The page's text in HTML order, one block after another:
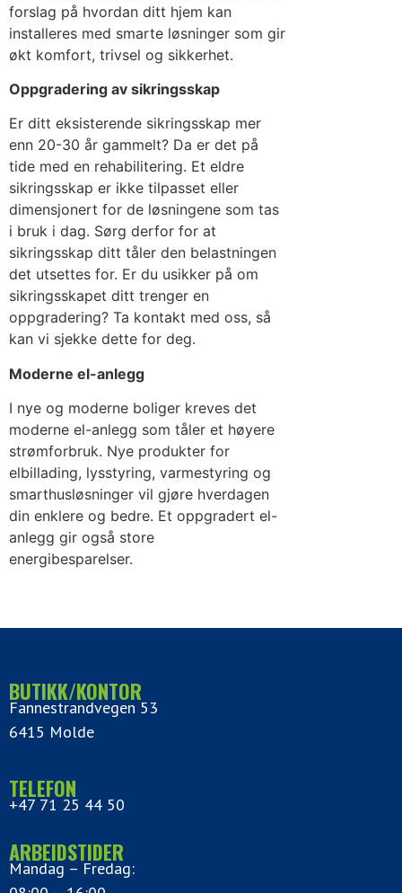
forslag på hvordan ditt hjem kan
installeres med smarte løsninger som gir
økt komfort, trivsel og sikkerhet.
Oppgradering av sikringsskap
Er ditt eksisterende sikringsskap mer
enn 20-30 år gammelt? Da er det på
tide med en rehabilitering. Et eldre
sikringsskap er ikke tilpasset eller
dimensjonert for de løsningene som tas
i bruk i dag. Sørg derfor for at
sikringsskap ditt tåler den belastningen
det utsettes for. Er du usikker på om
sikringsskapet ditt trenger en
oppgradering? Ta kontakt med oss, så
kan vi sjekke dette for deg.
Moderne el-anlegg
I nye og moderne boliger kreves det
moderne el-anlegg som tåler et høyere
strømforbruk. Nye produkter for
elbillading, lysstyring, varmestyring og
smarthusløsninger vil gjøre hverdagen
din enklere og bedre. Et oppgradert el-
anlegg gir også store
energibesparelser.
BUTIKK/KONTOR
Fannestrandvegen 53
6415 Molde
TELEFON
+47 71 25 44 50
ARBEIDSTIDER
Mandag – Fredag: